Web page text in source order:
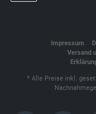
Impressum
Versand
* Alle Preise inkl.